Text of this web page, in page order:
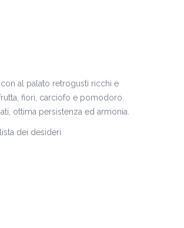
al palato retrogusti ricchi e
fiori, carciofo e pomodoro.
ottima persistenza ed armonia.
dei desideri